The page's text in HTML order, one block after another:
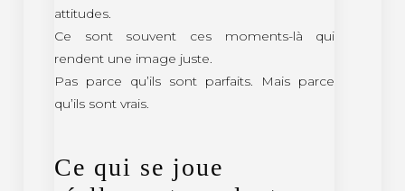
attitudes.
Ce sont souvent ces moments-là qui
rendent une image juste.
Pas parce qu’ils sont parfaits. Mais parce
qu’ils sont vrais.
Ce qui se joue